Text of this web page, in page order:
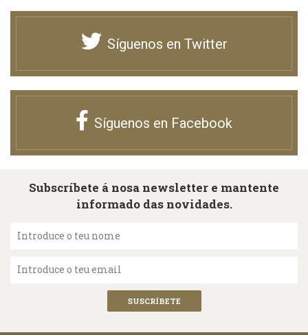
Síguenos en Twitter
Síguenos en Facebook
Subscríbete á nosa newsletter e mantente
informado das novidades.
Introduce o teu nome
Introduce o teu email